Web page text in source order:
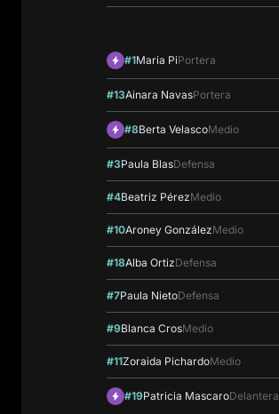
#1Maria PiPortera
#13Ainara NavasPortera
#8Berta VelascoMedio
#3Paula BlasDefensa
#4Beatriz PérezMedio
#10Aroney GonzálezMedio
#18Alba OrtizDefensa
#7Paula NietoDefensa
#9Blanca CrosMedio
#11Zoraida PichardoMedio
#19Patricia MascaroDelantera